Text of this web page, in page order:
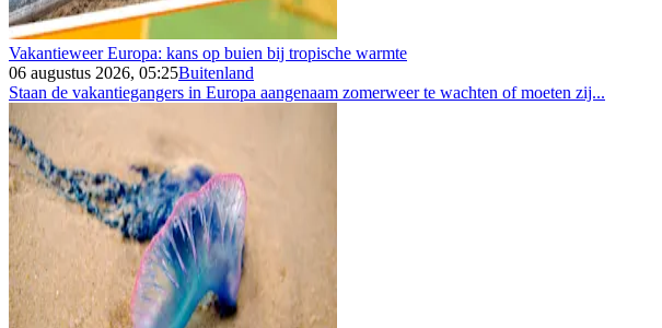
Vakantieweer Europa: kans op buien bij tropische warmte
06 augustus 2026, 05:25Buitenland
Staan de vakantiegangers in Europa aangenaam zomerweer te wachten of moeten zij...